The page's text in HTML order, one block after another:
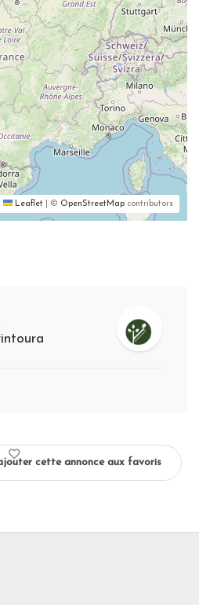
Leaflet © OpenStreetMap contributors
cette annonce aux favoris